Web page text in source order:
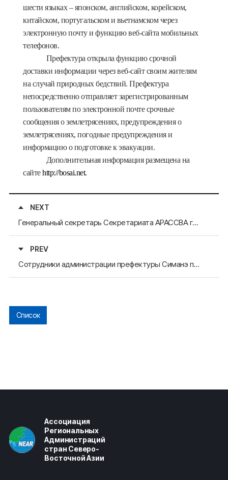
шести языках – японском, английском, корейском,
китайском, португальском и вьетнамском через
электронную почту и функцию веб-сайта мобильных
телефонов.
Префектура открыла функцию срочной
доставки информации через веб-сайт своим жителям
на случай природных бедствий. Префектура
непосредственно отправляет зарегистрированным
пользователям по электронной почте срочные
сообщения о землетрясениях, предупреждения о
землетрясениях, погодные предупреждения и
информацию о подготовке к эвакуации.
Дополнительная информация размещена на
сайтеhttp://bosai.net.
NEXT
Генеральный секретарь Секретариата АРАССВА г-н Ли Хэ Ду принял участие в Форуме ≪Открытая Северо-Восточная Азия≫
PREV
Сотрудники администрации префектуры Симанэ посетили Секретариат АРАССВА
Список
Ассоциация
Региональных
Администраций
стран Северо-
Восточной Азии